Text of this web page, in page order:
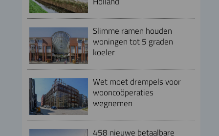
Slimme ramen houden
woningen tot 5 graden
koeler
Wet moet drempels voor
wooncoöperaties
wegnemen
458 nieuwe betaalbare